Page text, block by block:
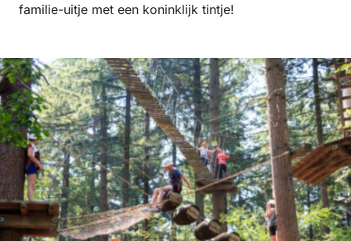
familie-uitje met een koninklijk tintje!